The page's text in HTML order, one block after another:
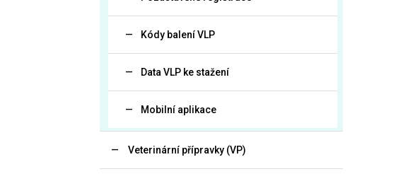
Kódy balení VLP
Data VLP ke stažení
Mobilní aplikace
Veterinární přípravky (VP)